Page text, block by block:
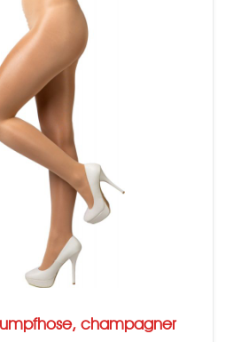
champagner